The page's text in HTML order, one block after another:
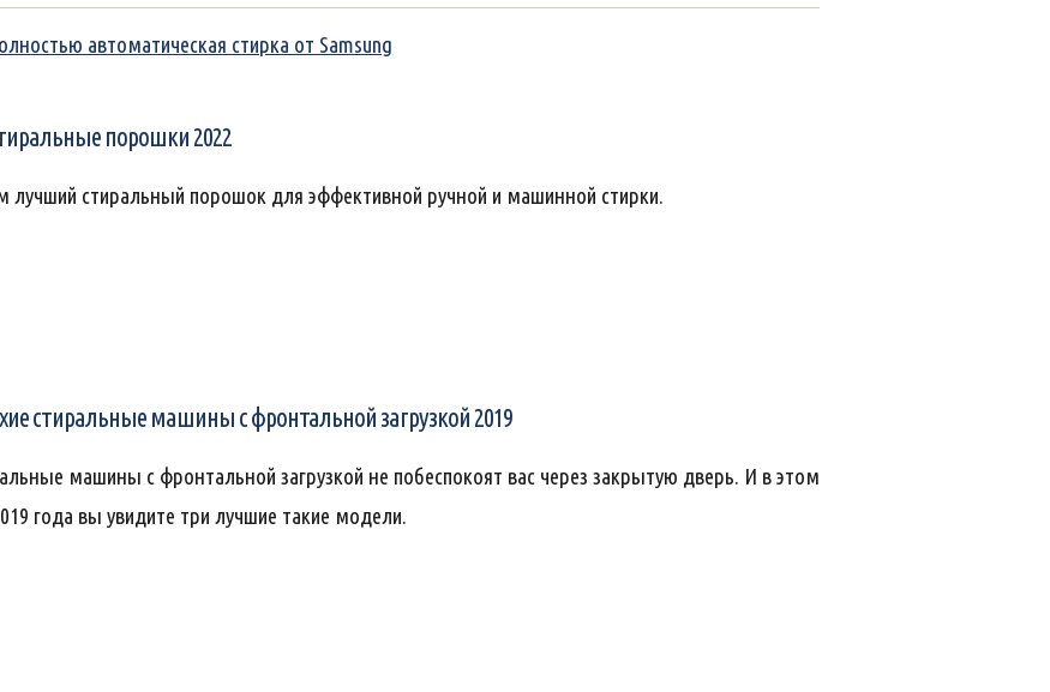
автоматическая стирка от Samsung
порошки 2022
лучший стиральный порошок для эффективной ручной и машинной стирки.
стиральные машины с фронтальной загрузкой 2019
машины с фронтальной загрузкой не побеспокоят вас через закрытую дверь. И в этом
года вы увидите три лучшие такие модели.